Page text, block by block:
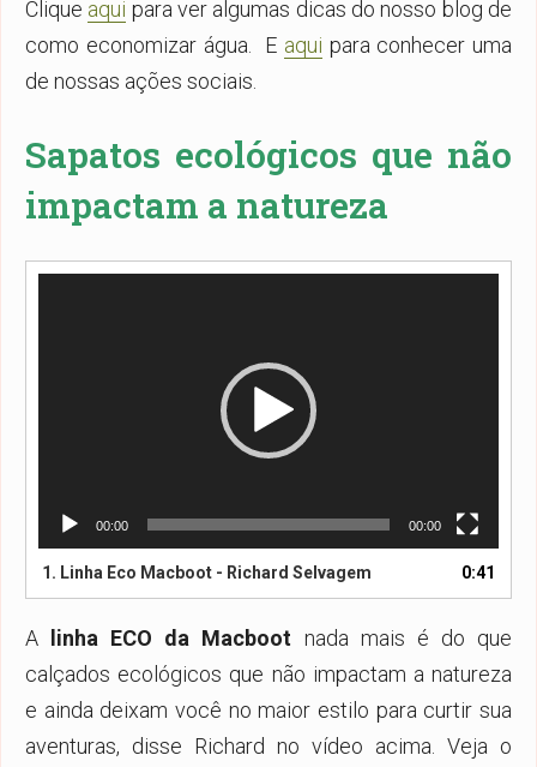
Clique aqui para ver algumas dicas do nosso blog de
como economizar água. E aqui para conhecer uma
de nossas ações sociais.
Sapatos ecológicos que não
impactam a natureza
00:00 00:00
1. Linha Eco Macboot - Richard Selvagem 0:41
A linha ECO da Macboot nada mais é do que
calçados ecológicos que não impactam a natureza
e ainda deixam você no maior estilo para curtir sua
aventuras, disse Richard no vídeo acima. Veja o